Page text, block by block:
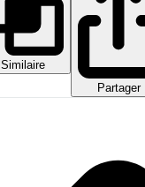
Similaire
Partager